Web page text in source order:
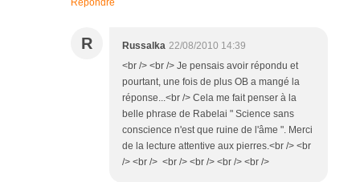
R Russalka 22/08/2010 14:39
<br /> <br /> Je pensais avoir répondu et
pourtant, une fois de plus OB a mangé la
réponse...<br /> Cela me fait penser à la
belle phrase de Rabelai " Science sans
conscience n'est que ruine de l'âme ". Merci
de la lecture attentive aux pierres.<br /> <br
/> <br /> <br /> <br /> <br /> <br />